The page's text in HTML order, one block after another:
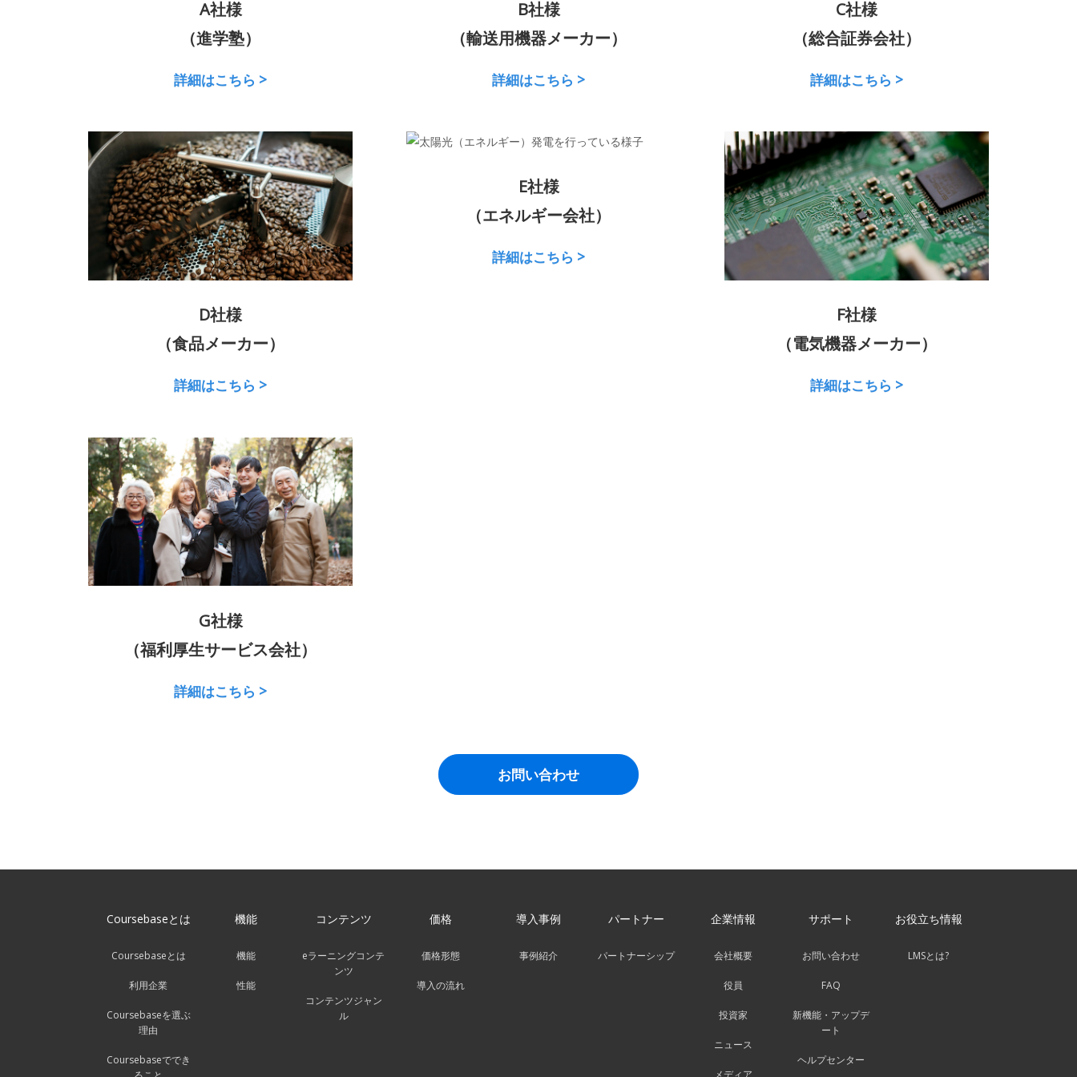
A社様
（進学塾）
詳細はこちら >
B社様
（輸送用機器メーカー）
詳細はこちら >
C社様
（総合証券会社）
詳細はこちら >
D社様
（食品メーカー）
詳細はこちら >
E社様
（エネルギー会社）
詳細はこちら >
F社様
（電気機器メーカー）
詳細はこちら >
G社様
（福利厚生サービス会社）
詳細はこちら >
お問い合わせ
Coursebaseとは
Coursebaseとは
利用企業
Coursebaseを選ぶ
理由
Coursebaseででき
機能
機能
性能
コンテンツ
eラーニングコンテ
ンツ
コンテンツジャン
ル
価格
価格形態
導入の流れ
導入事例
事例紹介
パートナー
パートナーシップ
企業情報
会社概要
役員
投資家
ニュース
サポート
お問い合わせ
FAQ
新機能・アップデ
ート
ヘルプセンター
お役立ち情報
LMSとは?